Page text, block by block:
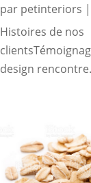
par petinteriors |
Histoires de nos
design